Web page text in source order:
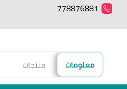
778876881
معلومات منتجات